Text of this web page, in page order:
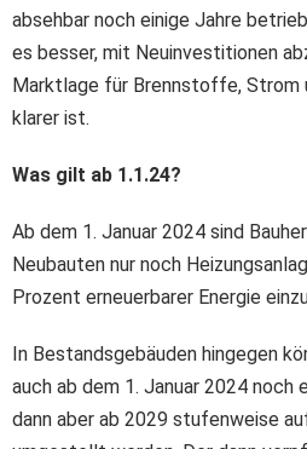
absehbar noch einige Jahre
es besser, mit Neuinvestitionen
Marktlage für Brennstoffe, Strom
klarer ist.
Was gilt ab 1.1.24?
Ab dem 1. Januar 2024 sind
Neubauten nur noch
Prozent erneuerbarer Energie
In Bestandsgebäuden hingegen
auch ab dem 1. Januar 2024 noch
dann aber ab 2029 stufenweise